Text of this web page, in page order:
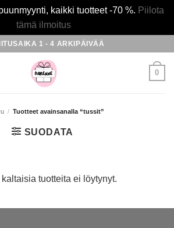
kaikki tuotteet -70 %. Piilota
tämä ilmoitus
1 - 4 ARKIPÄIVÄÄ
0
/ Tuotteet avainsanalla “tussit”
SUODATA
tuotteita ei löytynyt.